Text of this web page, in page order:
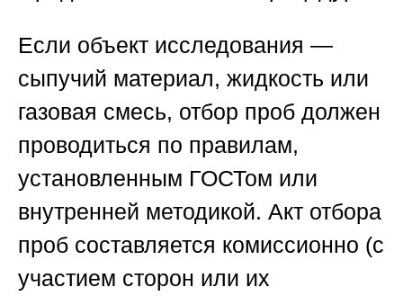
Если объект исследования —
сыпучий материал, жидкость или
газовая смесь, отбор проб должен
проводиться по правилам,
установленным ГОСТом или
внутренней методикой. Акт отбора
проб составляется комиссионно (с
участием сторон или их